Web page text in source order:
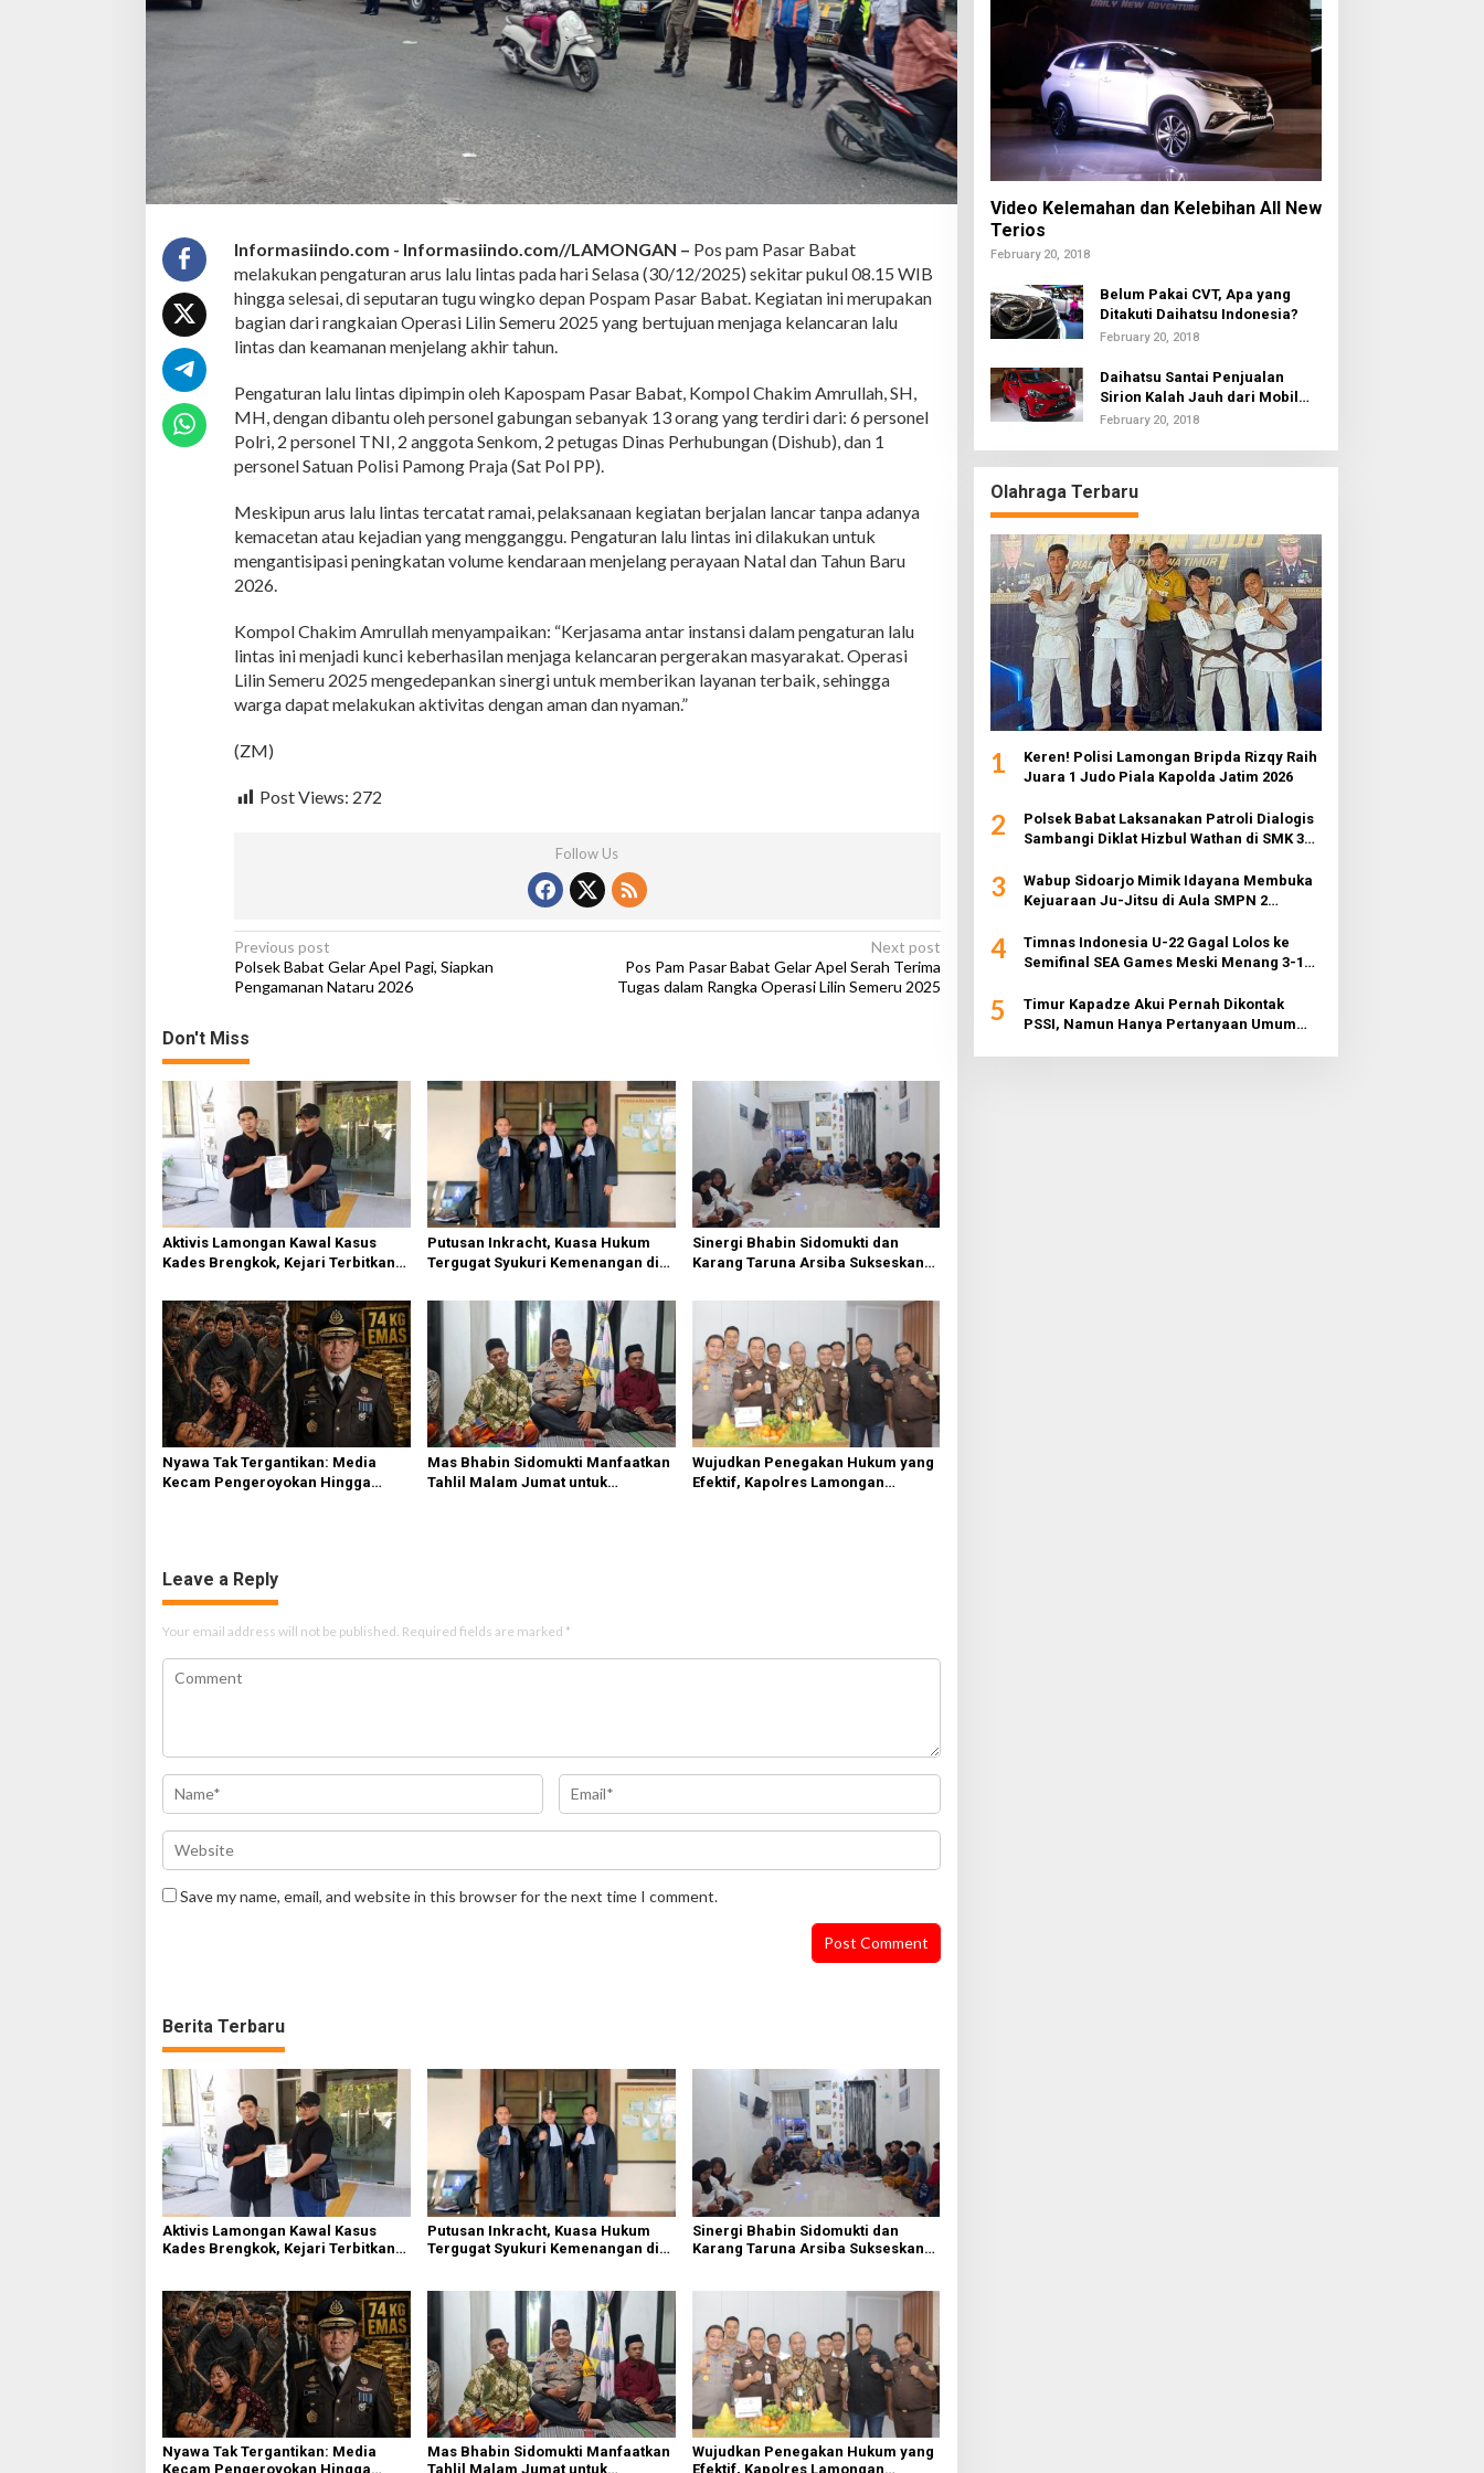
l
a
d
a
l
m
R
a
n
g
k
p
e
r
a
L
i
l
S
e
m
e
r
5
Informasiindo.com - Informasiindo.com//LAMONGAN – Pos pam Pasar Babat
melakukan pengaturan arus lalu lintas pada hari Selasa (30/12/2025) sekitar pukul 08.15 WIB
hingga selesai, di seputaran tugu wingko depan Pospam Pasar Babat. Kegiatan ini merupakan
bagian dari rangkaian Operasi Lilin Semeru 2025 yang bertujuan menjaga kelancaran lalu
lintas dan keamanan menjelang akhir tahun.
Pengaturan lalu lintas dipimpin oleh Kapospam Pasar Babat, Kompol Chakim Amrullah, SH,
MH, dengan dibantu oleh personel gabungan sebanyak 13 orang yang terdiri dari: 6 personel
Polri, 2 personel TNI, 2 anggota Senkom, 2 petugas Dinas Perhubungan (Dishub), dan 1
personel Satuan Polisi Pamong Praja (Sat Pol PP).
Meskipun arus lalu lintas tercatat ramai, pelaksanaan kegiatan berjalan lancar tanpa adanya
kemacetan atau kejadian yang mengganggu. Pengaturan lalu lintas ini dilakukan untuk
mengantisipasi peningkatan volume kendaraan menjelang perayaan Natal dan Tahun Baru
2026.
Kompol Chakim Amrullah menyampaikan: “Kerjasama antar instansi dalam pengaturan lalu
lintas ini menjadi kunci keberhasilan menjaga kelancaran pergerakan masyarakat. Operasi
Lilin Semeru 2025 mengedepankan sinergi untuk memberikan layanan terbaik, sehingga
warga dapat melakukan aktivitas dengan aman dan nyaman.”
(ZM)
Post Views: 272
Follow Us
P
o
t
n
a
v
i
g
a
t
i
o
n
Previous post
Polsek Babat Gelar Apel Pagi, Siapkan
Pengamanan Nataru 2026
Next post
Pos Pam Pasar Babat Gelar Apel Serah Terima
Tugas dalam Rangka Operasi Lilin Semeru 2025
Don't Miss
Aktivis Lamongan Kawal Kasus
Kades Brengkok, Kejari Terbitkan
Putusan Inkracht, Kuasa Hukum
Tergugat Syukuri Kemenangan di
Sinergi Bhabin Sidomukti dan
Karang Taruna Arsiba Sukseskan
Nyawa Tak Tergantikan: Media
Kecam Pengeroyokan Hingga
Mas Bhabin Sidomukti Manfaatkan
Tahlil Malam Jumat untuk
Wujudkan Penegakan Hukum yang
Efektif, Kapolres Lamongan
Leave a Reply
Your email address will not be published. Required fields are marked *
Save my name, email, and website in this browser for the next time I comment.
Berita Terbaru
Aktivis Lamongan Kawal Kasus
Kades Brengkok, Kejari Terbitkan
Putusan Inkracht, Kuasa Hukum
Tergugat Syukuri Kemenangan di
Sinergi Bhabin Sidomukti dan
Karang Taruna Arsiba Sukseskan
Nyawa Tak Tergantikan: Media
Kecam Pengeroyokan Hingga
Mas Bhabin Sidomukti Manfaatkan
Tahlil Malam Jumat untuk
Wujudkan Penegakan Hukum yang
Efektif, Kapolres Lamongan
Video Kelemahan dan Kelebihan All New
Terios
February 20, 2018
Belum Pakai CVT, Apa yang
Ditakuti Daihatsu Indonesia?
February 20, 2018
Daihatsu Santai Penjualan
Sirion Kalah Jauh dari Mobil
LCGC
February 20, 2018
Olahraga Terbaru
1
Keren! Polisi Lamongan Bripda Rizqy Raih
Juara 1 Judo Piala Kapolda Jatim 2026
2
Polsek Babat Laksanakan Patroli Dialogis
Sambangi Diklat Hizbul Wathan di SMK 3
3
Wabup Sidoarjo Mimik Idayana Membuka
Kejuaraan Ju-Jitsu di Aula SMPN 2
4
Timnas Indonesia U-22 Gagal Lolos ke
Semifinal SEA Games Meski Menang 3-1
5
Timur Kapadze Akui Pernah Dikontak
PSSI, Namun Hanya Pertanyaan Umum